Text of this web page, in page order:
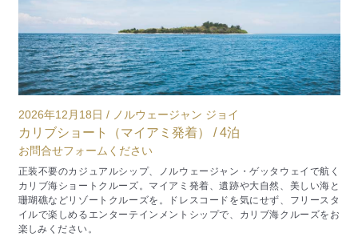
2026年10月29日 / ノルウェージャン ジェイド
日本周遊（東京発着） / 14泊
¥507,927～
正装不要のカジュアルシップ、ノルウェージャン・ジェイドで航く秋の
日本周遊クルーズ。ドレスコードを気にせず、フリースタイルで楽しめ
るエンターテインメントシップで、地中海クルーズをお楽しみくださ
い。